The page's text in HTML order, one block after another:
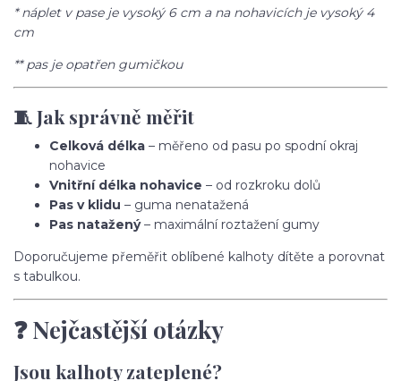
* náplet v pase je vysoký 6 cm a na nohavicích je vysoký 4
cm
** pas je opatřen gumičkou
🧵 Jak správně měřit
Celková délka – měřeno od pasu po spodní okraj
nohavice
Vnitřní délka nohavice – od rozkroku dolů
Pas v klidu – guma nenatažená
Pas natažený– maximální roztažení gumy
Doporučujeme přeměřit oblíbené kalhoty dítěte a porovnat
s tabulkou.
❓ Nejčastější otázky
Jsou kalhoty zateplené?